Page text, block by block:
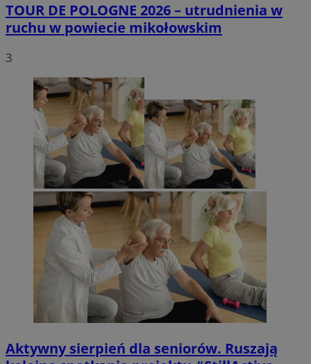
TOUR DE POLOGNE 2026 – utrudnienia w
ruchu w powiecie mikołowskim
3
Aktywny sierpień dla seniorów. Ruszają